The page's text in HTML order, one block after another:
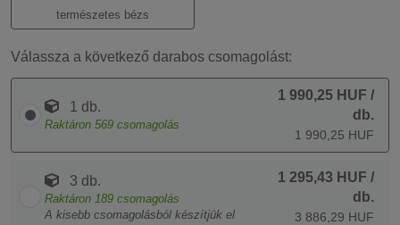
természetes bézs
Válassza a következő darabos csomagolást:
1 db.
Raktáron 569 csomagolás
1 990,25 HUF /
db.
1 990,25 HUF
3 db.
Raktáron 189 csomagolás
A kisebb csomagolásból készítjük el
1 295,43 HUF /
db.
3 886,29 HUF